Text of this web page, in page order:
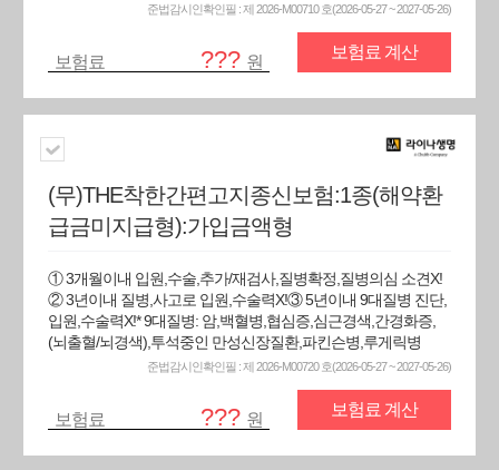
준법감시인확인필 : 제 2026-M00710 호(2026-05-27 ~ 2027-05-26)
보험료 ??? 원
보험료 계산
(무)THE착한간편고지종신보험:1종(해약환
급금미지급형):가입금액형
① 3개월이내 입원,수술,추가/재검사,질병확정,질병의심 소견X!
② 3년이내 질병,사고로 입원,수술력X!③ 5년이내 9대질병 진단,
입원,수술력X!* 9대질병: 암,백혈병,협심증,심근경색,간경화증,
(뇌출혈/뇌경색),투석중인 만성신장질환,파킨슨병,루게릭병
준법감시인확인필 : 제 2026-M00720 호(2026-05-27 ~ 2027-05-26)
보험료 ??? 원
보험료 계산